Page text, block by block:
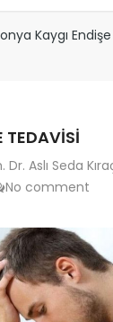
Kaygı
TEDAVISI
Dr. Aslı Seda
No comment